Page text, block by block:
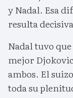
y Nadal. Esa
resulta
Nadal tuvo
mejor
ambos. El
toda su